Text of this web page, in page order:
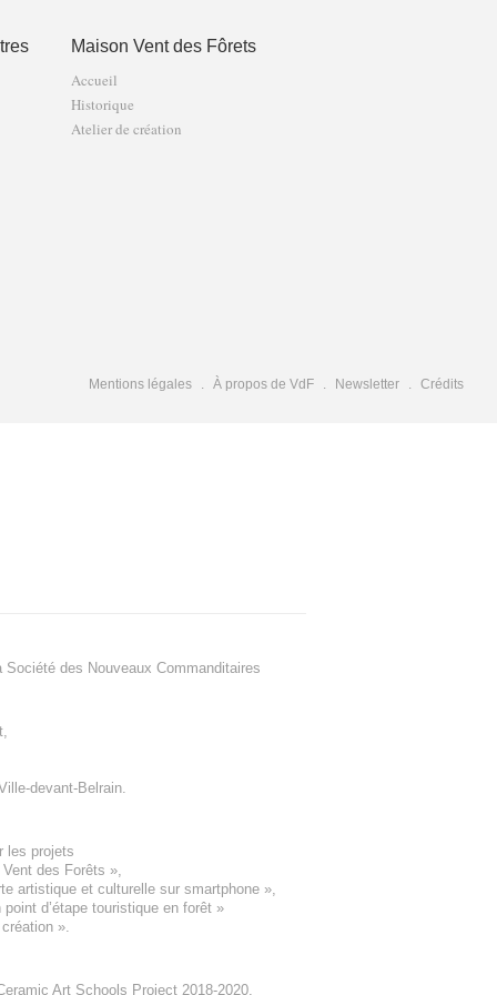
Maison Vent des Fôrets
Accueil
Historique
Atelier de création
Mentions légales À propos de VdF Newsletter Crédits
Société des Nouveaux Commanditaires
,
devant-Belrain.
les projets
des Forêts »,
artistique et culturelle sur smartphone »,
point d’étape touristique en forêt »
création ».
Art Schools Project 2018-2020,